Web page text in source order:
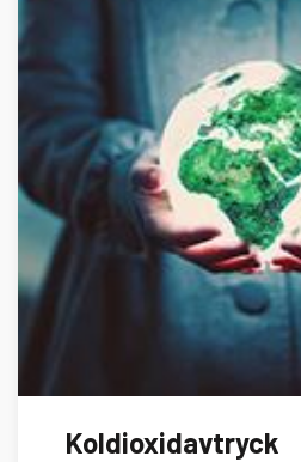
Koldioxidavtryck